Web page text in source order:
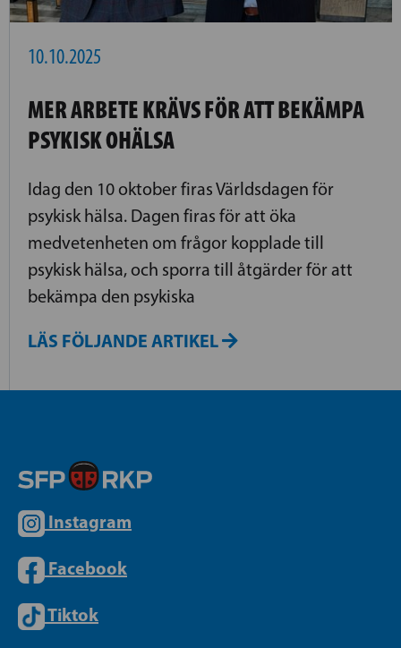
10.10.2025
MER ARBETE KRÄVS FÖR ATT BEKÄMPA
PSYKISK OHÄLSA
Idag den 10 oktober firas Världsdagen för
psykisk hälsa. Dagen firas för att öka
medvetenheten om frågor kopplade till
psykisk hälsa, och sporra till åtgärder för att
bekämpa den psykiska
LÄS FÖLJANDE ARTIKEL
Instagram
Facebook
Tiktok